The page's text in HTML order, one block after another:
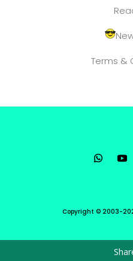
Terms &
Copyright © 2003-